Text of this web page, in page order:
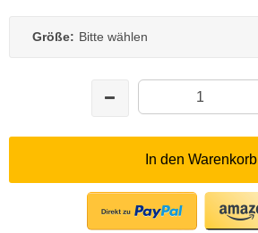
Größe: Bitte wählen
In den Warenkorb